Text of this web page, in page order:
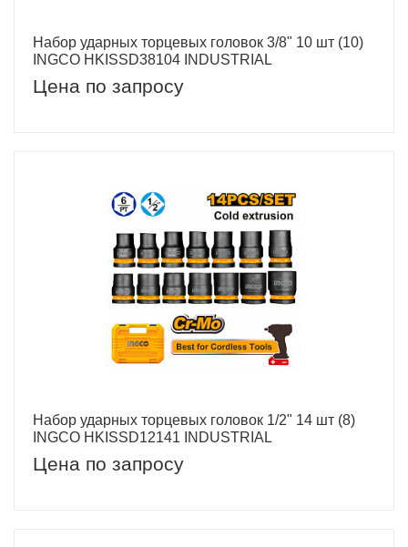
Набор ударных торцевых головок 3/8" 10 шт (10)
INGCO HKISSD38104 INDUSTRIAL
Цена по запросу
Набор ударных торцевых головок 1/2" 14 шт (8)
INGCO HKISSD12141 INDUSTRIAL
Цена по запросу